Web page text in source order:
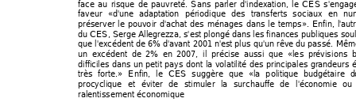
face au risque de pauvreté. Sans parler d'indexation, le CES
faveur «d'une adaptation périodique des transferts sociaux en
préserver le pouvoir d'achat des ménages dans le temps». Enfin,
du CES, Serge Allegrezza, s'est plongé dans les finances publiques
que l'excédent de 6% d'avant 2001 n'est plus qu'un rêve du passé.
un excédent de 2% en 2007, il précise aussi que «les prévisions
difficiles dans un petit pays dont la volatilité des principales grandeurs
très forte.» Enfin, le CES suggère que «la politique budgétaire d
procyclique et éviter de stimuler la surchauffe de l'économie ou
ralentissement économique